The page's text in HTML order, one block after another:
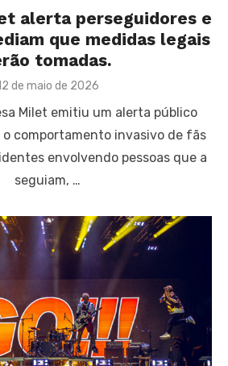
alerta perseguidores e
que medidas legais
tomadas.
de maio de 2026
Milet emitiu um alerta público
o comportamento invasivo de fãs
envolvendo pessoas que a
seguiam, …